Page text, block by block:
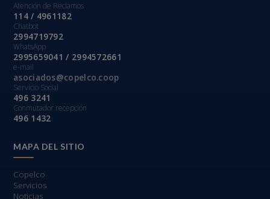
Atención de Reclamos
114 / 4961182
Chatbot
2994719792
WhatsApp
2995659041 / 2994572661
e-mail
asociados@copelco.coop
Servicio Social
496 3241
Conmutador recepción
496 1432
MAPA DEL SITIO
Copelco
Servicios
Noticias